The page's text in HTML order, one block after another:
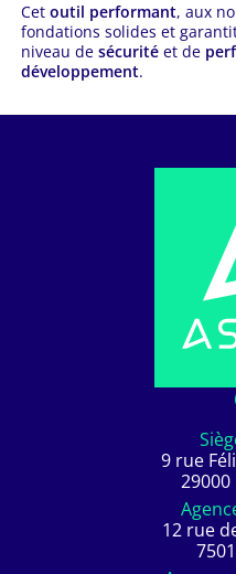
Cet outil performant, aux
fondations solides et
niveau de sécuritéet de
développement.
9 rue
29000
12 rue